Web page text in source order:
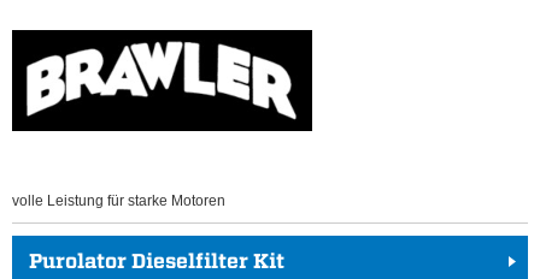
volle Leistung für starke Motoren
Purolator Dieselfilter Kit